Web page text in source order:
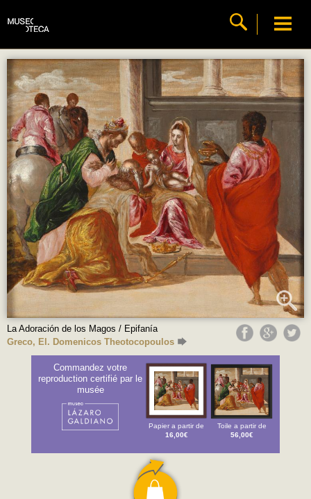
La Adoración de los Magos / Epifanía
Greco, El. Domenicos Theotocopoulos
Commandez votre
reproduction certifié par le
musée
Papier a partir de
16,00€
Toile a partir de
56,00€